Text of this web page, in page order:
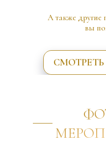
А также другие
вы